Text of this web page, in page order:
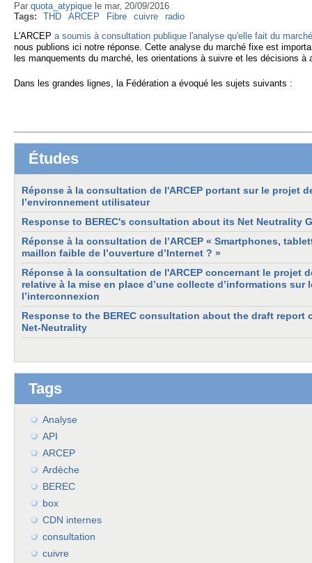
Par quota_atypique le mar, 20/09/2016
Tags:
THD ARCEP Fibre cuivre
radio
L'ARCEP a soumis à consultation publique l'analyse qu'elle fait du
nous publions ici notre réponse. Cette analyse du marché fixe est
les manquements du marché, les orientations à suivre et les décisions à
Dans les grandes lignes, la Fédération a évoqué les sujets suivants :
Études
Réponse à la consultation de l'ARCEP portant sur le projet
l’environnement utilisateur
Response to BEREC's consultation about its Net Neutrality
Réponse à la consultation de l’ARCEP « Smartphones,
maillon faible de l’ouverture d’Internet ? »
Réponse à la consultation de l'ARCEP concernant le projet
relative à la mise en place d’une collecte d’informations
l’interconnexion
Response to the BEREC consultation about the draft
Net-Neutrality
Tags
Analyse
API
ARCEP
Ardèche
BEREC
box
CDN internes
consultation
cuivre